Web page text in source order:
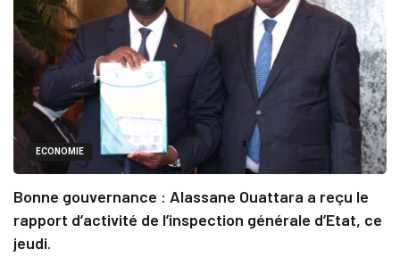
ECONOMIE
Bonne gouvernance : Alassane Ouattara a reçu le
rapport d’activité de l’inspection générale d’Etat, ce
jeudi.